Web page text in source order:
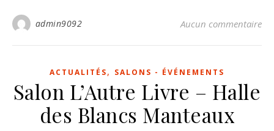
admin9092 Aucun commentaire
ACTUALITÉS, SALONS - ÉVÉNEMENTS
Salon L’Autre Livre – Halle
des Blancs Manteaux